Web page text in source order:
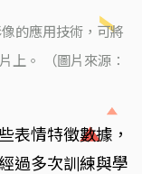
的應用技術，可將
上。 （圖片來源：
表情特徵數據，
過多次訓練與學